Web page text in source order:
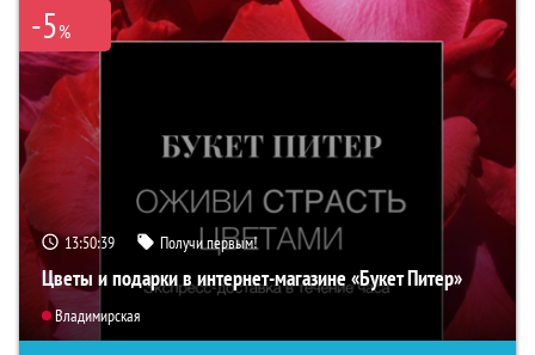
-5%
13:50:38 Получи первым!
Цветы и подарки в интернет-магазине «Букет Питер»
Владимирская